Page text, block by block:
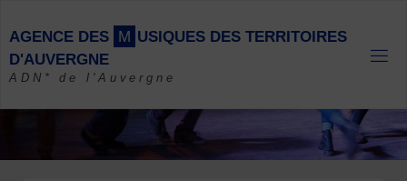
content
AGENCE DES M USIQUES DES TERRITOIRES
D'AUVERGNE
ADN* de l'Auvergne